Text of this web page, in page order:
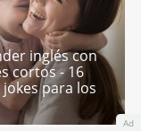
inglés con
cortos - 16
para los
Ad